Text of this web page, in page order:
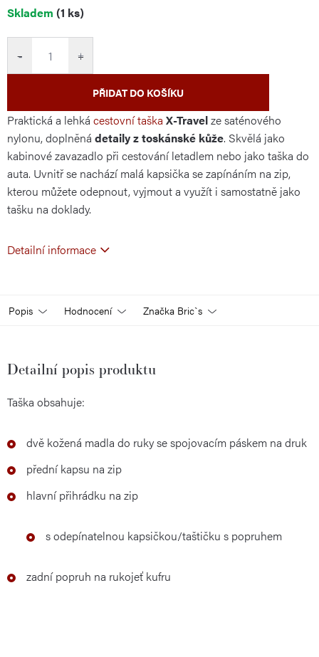
Měrná
Skladem (1 ks)
+
−
PŘIDAT DO KOŠÍKU
Praktická a lehká cestovní taška X-Travelze saténového
nylonu, doplněná detaily z toskánské kůže. Skvělá jako
kabinové zavazadlo při cestování letadlem nebo jako taška do
auta. Uvnitř se nachází malá kapsička se zapínáním na zip,
kterou můžete odepnout, vyjmout a využít i samostatně jako
tašku na doklady.
Detailní informace
Popis Hodnocení Značka Bric`s
Detailní popis produktu
Taška obsahuje:
dvě kožená madla do ruky se spojovacím páskem na druk
přední kapsu na zip
hlavní přihrádku na zip
s odepínatelnou kapsičkou/taštičku s popruhem
zadní popruh na rukojeť kufru